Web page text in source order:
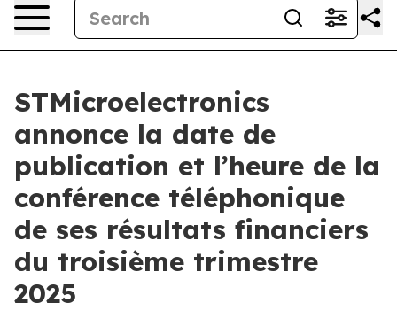
STMicroelectronics
annonce la date de
publication et l’heure de la
conférence téléphonique
de ses résultats financiers
du troisième trimestre
2025